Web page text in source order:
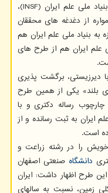
به گزارش گروه هوش مصنوعی به نقل از بنیاد ملی علم ایران (INSF)،
از دغدغه های محققان
بنیاد ملی علم ایران هم
علم ایران هم از طرح های
دیرزیستی، برگشت پذیری
بلند» یکی از همین طرح
رساله دکتری و با
ایران به ثبت رسانده و از
است.
را در رشته زراعت و
دانشگاه صنعتی اصفهان
طرح اظهار داشت: ایران
زمین، نسبت به سالهای